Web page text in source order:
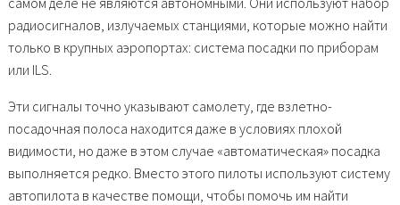
радиосигналов, излучаемых станциями, которые можно найти
только в крупных аэропортах: система посадки по приборам
или ILS.
Эти сигналы точно указывают самолету, где взлетно-
посадочная полоса находится даже в условиях плохой
видимости, но даже в этом случае «автоматическая» посадка
выполняется редко. Вместо этого пилоты используют систему
автопилота в качестве помощи, чтобы помочь им найти